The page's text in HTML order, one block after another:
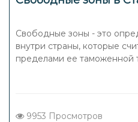
Свободные зоны - это
внутри страны, которые
пределами ее таможенной
9953 Просмотров